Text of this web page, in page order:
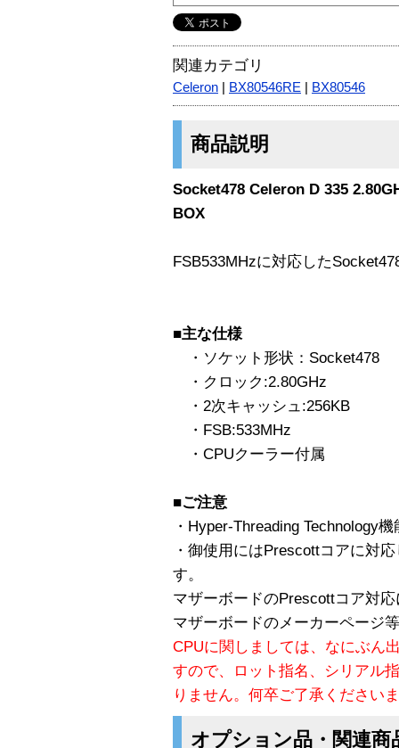
関連カテゴリ
Celeron BX80546RE BX80546
商品説明
Socket478 Celeron D 335
BOX
FSB533MHzに対応した
■主な仕様
・ソケット形状：Socket478
・クロック:2.80GHz
・2次キャッシュ:256KB
・FSB:533MHz
・CPUクーラー付属
■ご注意
・Hyper-Threading Technology
・御使用にはPrescottコアに対
す。
マザーボードのPrescottコア対
マザーボードのメーカーページ
CPUに関しましては、なにぶん
すので、ロット指名、シリアル
りません。何卒ご了承ください
オプション品・関連商